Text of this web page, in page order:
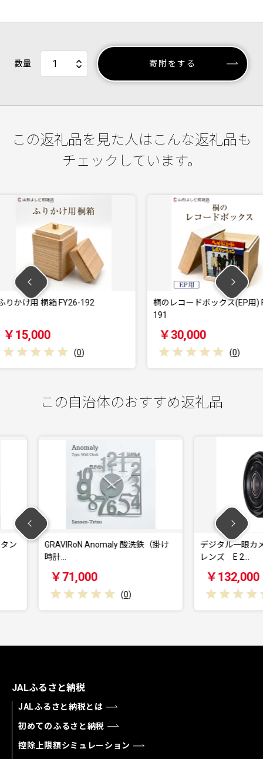
数量 寄附をする
この返礼品を見た人はこんな返礼品も
チェックしています。
192
0)
桐のレコードボックス(EP用) FY26-
0)
桐のレ
この自治体のおすすめ返礼品
酸洗鉄（掛け
デジタル一眼カメラα[Eマウント]用
【
JALふるさと納税
JALふるさと納税とは
初めてのふるさと納税
控除上限額シミュレーション